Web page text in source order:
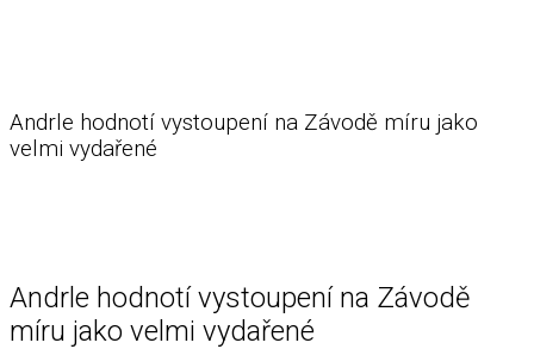
Andrle hodnotí vystoupení na Závodě míru jako
velmi vydařené
Andrle hodnotí vystoupení na Závodě
míru jako velmi vydařené